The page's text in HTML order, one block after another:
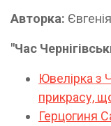
Авторка:
"Час
Ювелірка з
прикрасу,
Герцогиня